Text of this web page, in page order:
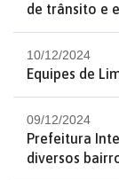
de trânsito e
10/12/2024
Equipes de
09/12/2024
Prefeitura
diversos